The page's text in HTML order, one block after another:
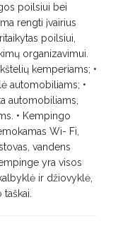
poilsiui bei
rengti įvairius
poilsiui,
organizavimui.
kemperiams; •
automobiliams; •
automobiliams,
• Kempingo
Wi- Fi,
vandens
yra visos
ir džiovyklė,